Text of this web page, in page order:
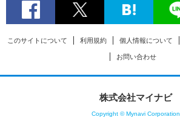
このサイトについて 利用規約 個人情報について
お問い合わせ
株式会社マイナビ
Copyright © Mynavi Corporation